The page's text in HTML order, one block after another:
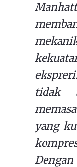
tidak
yang